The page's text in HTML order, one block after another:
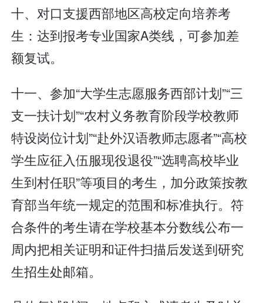
十、对口支援西部地区高校定向培养考
生：达到报考专业国家A类线，可参加差
额复试。
十一、参加“大学生志愿服务西部计划”“三
支一扶计划”“农村义务教育阶段学校教师
特设岗位计划”“赴外汉语教师志愿者”“高校
学生应征入伍服现役退役”“选聘高校毕业
生到村任职”等项目的考生，加分政策按教
育部当年统一规定的范围和标准执行。符
合条件的考生请在学校基本分数线公布一
周内把相关证明和证件扫描后发送到研究
生招生处邮箱。